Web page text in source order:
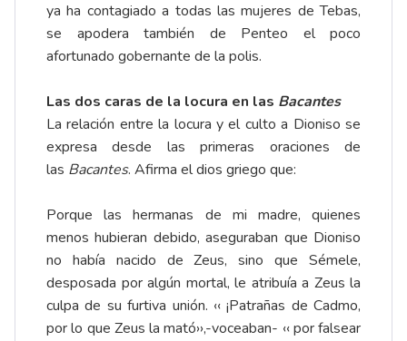
ya ha contagiado a todas las mujeres de Tebas,
se apodera también de Penteo el poco
afortunado gobernante de la polis.
Las dos caras de la locura en las Bacantes
La relación entre la locura y el culto a Dioniso se
expresa desde las primeras oraciones de
las Bacantes. Afirma el dios griego que:
Porque las hermanas de mi madre, quienes
menos hubieran debido, aseguraban que Dioniso
no había nacido de Zeus, sino que Sémele,
desposada por algún mortal, le atribuía a Zeus la
culpa de su furtiva unión. ‹‹ ¡Patrañas de Cadmo,
por lo que Zeus la mató››,-voceaban- ‹‹ por falsear